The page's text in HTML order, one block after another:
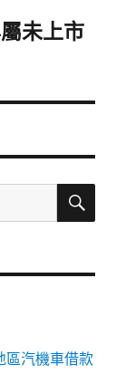
未上市
搜
區汽機車借款